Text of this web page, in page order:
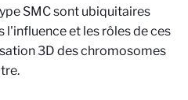
SMC sont ubiquitaires
l'influence et les rôles de ces
3D des chromosomes